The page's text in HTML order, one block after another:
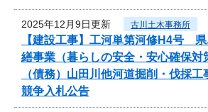
2025年12月9日更新 古川土木事務所
【建設工事】工河単第河修H4号
繕事業（暮らしの安全・安心確保対
（債務）山田川他河道掘削・伐採
競争入札公告